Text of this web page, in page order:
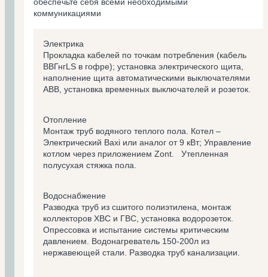
коммуникациями
Электрика
Прокладка кабелей по точкам потребления (кабель
ВВГнгLS в гофре); установка электрического щита,
наполнение щита автоматическими выключателями
ABB, установка временных выключателей и розеток.
Отопление
Монтаж труб водяного теплого пола. Котел –
Электрический Baxi или аналог от 9 кВт; Управление
котлом через приложением Zont. Утепленная
полусухая стяжка пола.
Водоснабжение
Разводка труб из сшитого полиэтилена, монтаж
коллекторов ХВС и ГВС, установка водорозеток.
Опрессовка и испытание системы критическим
давлением. Водонагреватель 150-200л из
нержавеющей стали. Разводка труб канализации.